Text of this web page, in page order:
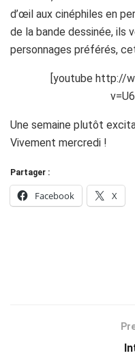
d’œil aux cinéphiles en
de la bande dessinée, ils
personnages préférés,
[youtube http://
Une semaine plutôt
Vivement mercredi !
Partager :
Facebook X